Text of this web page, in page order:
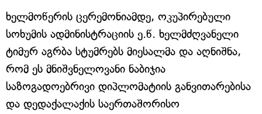
ხელმოწერის ცერემონიამდე, ოკუპირებული
სოხუმის ადმინისტრაციის ე.წ. ხელმძღვანელი
ტიმურ აგრბა სტუმრებს მიესალმა და აღნიშნა,
რომ ეს მნიშვნელოვანი ნაბიჯია
საზოგადოებრივი დიპლომატიის განვითარებისა
და დედაქალაქის საერთაშორისო